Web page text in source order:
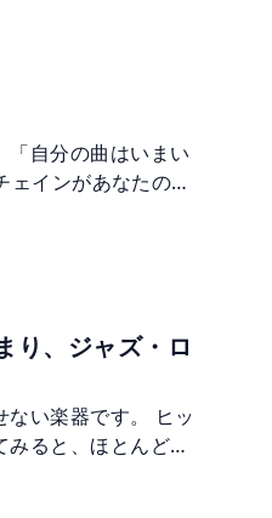
「自分の曲はいまい
インがあなたの悩
の記事では、サイ
で、ぜひ参考にし
り、ジャズ・ロ
ない楽器です。 ヒッ
みると、ほとんどの
しょう。 では、ド